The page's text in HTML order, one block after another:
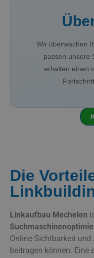
Wir überwachen
passen unsere
erhalten einen
Die
Linkaufbau Mechelen
Online-Sichtbarkeit
beitragen können.